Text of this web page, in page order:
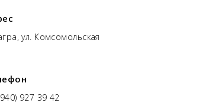
ул. Комсомольская
927 39 42